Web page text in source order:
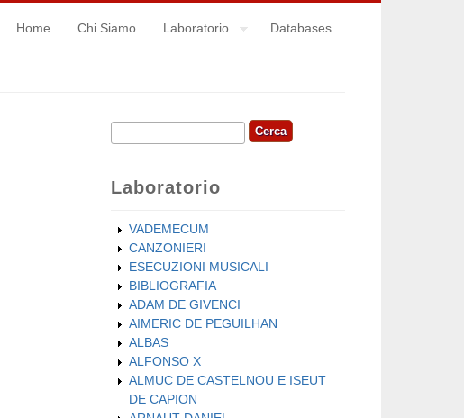
Home Chi Siamo Laboratorio Databases
Form di ricerca
Cerca
Laboratorio
VADEMECUM
CANZONIERI
ESECUZIONI MUSICALI
BIBLIOGRAFIA
ADAM DE GIVENCI
AIMERIC DE PEGUILHAN
ALBAS
ALFONSO X
ALMUC DE CASTELNOU E ISEUT
DE CAPION